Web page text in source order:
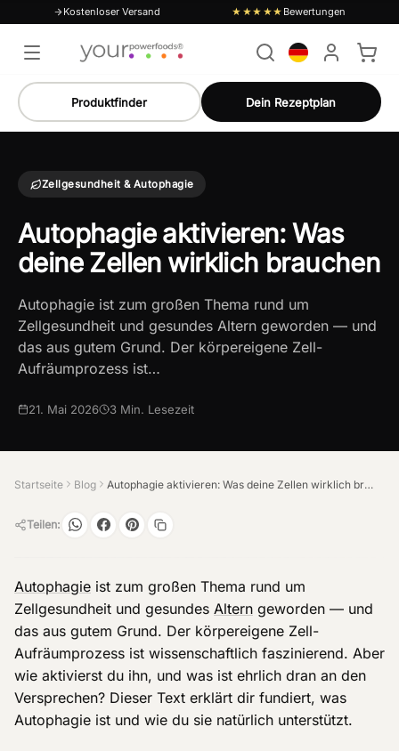
Kostenloser Versand ★★★★★ Bewertungen
Produktfinder Dein Rezeptplan
Zellgesundheit & Autophagie
Autophagie aktivieren: Was
deine Zellen wirklich brauchen
Autophagie ist zum großen Thema rund um
Zellgesundheit und gesundes Altern geworden — und
das aus gutem Grund. Der körpereigene Zell-
Aufräumprozess ist…
21. Mai 2026 3 Min. Lesezeit
Startseite Blog Autophagie aktivieren: Was deine Zellen wirklich brauchen
Teilen:
Autophagie ist zum großen Thema rund um
Zellgesundheit und gesundes Altern geworden — und
das aus gutem Grund. Der körpereigene Zell-
Aufräumprozess ist wissenschaftlich faszinierend. Aber
wie aktivierst du ihn, und was ist ehrlich dran an den
Versprechen? Dieser Text erklärt dir fundiert, was
Autophagie ist und wie du sie natürlich unterstützt.